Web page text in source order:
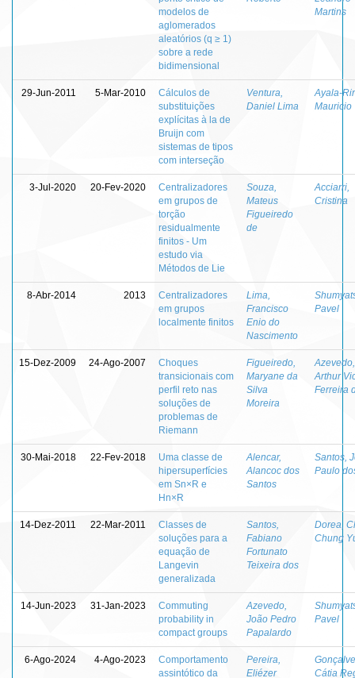
modelos de
aglomerados
aleatórios (q ≥ 1)
sobre a rede
bidimensional
Martins
29-Jun-2011 5-Mar-2010
Cálculos de
substituições
explícitas à la de
Bruijn com
sistemas de tipos
com interseção
Ventura,
Daniel Lima
Ayala-
Mauricio
3-Jul-2020 20-Fev-2020
Centralizadores
em grupos de
torção
residualmente
finitos - Um
estudo via
Métodos de Lie
Souza,
Mateus
Figueiredo
de
Acciarri,
Cristina
8-Abr-2014 2013
Centralizadores
em grupos
localmente finitos
Lima,
Francisco
Enio do
Nascimento
Pavel
15-Dez-2009 24-Ago-2007
Choques
transicionais com
perfil reto nas
soluções de
problemas de
Riemann
Figueiredo,
Maryane da
Silva
Moreira
Azevedo,
Arthur
Ferreira
30-Mai-2018 22-Fev-2018
Uma classe de
hipersuperfícies
em Sn×R e
Hn×R
Alencar,
Alancoc dos
Santos
Santos,
Paulo
14-Dez-2011 22-Mar-2011
Classes de
soluções para a
equação de
Langevin
generalizada
Santos,
Fabiano
Fortunato
Teixeira dos
Dorea,
Chung
14-Jun-2023 31-Jan-2023
Commuting
probability in
compact groups
Azevedo,
João Pedro
Papalardo
Pavel
6-Ago-2024 4-Ago-2023
Comportamento
assintótico da
Pereira,
Eliézer
Cátia